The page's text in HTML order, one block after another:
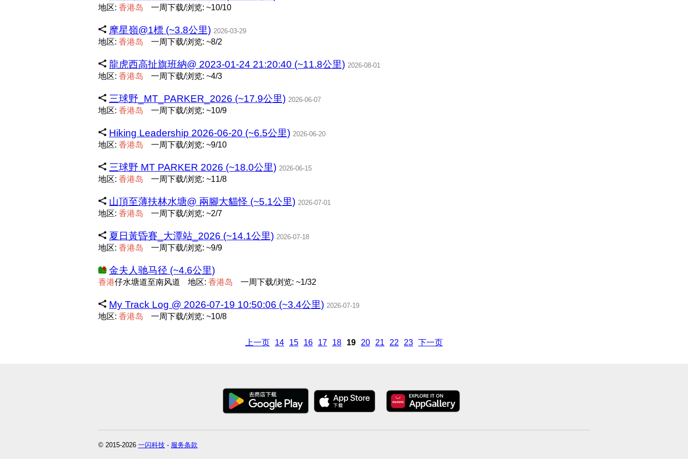
地区: 香港岛 一周下载/浏览: ~10/10
摩星嶺@1標 (~3.8公里) 2026-03-29
地区: 香港岛 一周下载/浏览: ~8/2
龍虎西高扯旗班納@ 2023-01-24 21:20:40 (~11.8公里) 2026-08-01
地区: 香港岛 一周下载/浏览: ~4/3
三球野_MT_PARKER_2026 (~17.9公里) 2026-06-07
地区: 香港岛 一周下载/浏览: ~10/9
Hiking Leadership 2026-06-20 (~6.5公里) 2026-06-20
地区: 香港岛 一周下载/浏览: ~9/10
三球野 MT PARKER 2026 (~18.0公里) 2026-06-15
地区: 香港岛 一周下载/浏览: ~11/8
山頂至薄扶林水塘@ 兩腳大貓怪 (~5.1公里) 2026-07-01
地区: 香港岛 一周下载/浏览: ~2/7
夏日黃昏賽_大潭站_2026 (~14.1公里) 2026-07-18
地区: 香港岛 一周下载/浏览: ~9/9
金夫人驰马径 (~4.6公里)
香港仔水塘道至南风道 地区: 香港岛 一周下载/浏览: ~1/32
My Track Log @ 2026-07-19 10:50:06 (~3.4公里) 2026-07-19
地区: 香港岛 一周下载/浏览: ~10/8
上一页 14 15 16 17 18 19 20 21 22 23 下一页
© 2015-2026 一闪科技 - 服务条款